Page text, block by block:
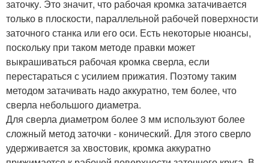
заточку. Это значит, что рабочая кромка затачивается
только в плоскости, параллельной рабочей поверхности
заточного станка или его оси. Есть некоторые нюансы,
поскольку при таком методе правки может
выкрашиваться рабочая кромка сверла, если
перестараться с усилием прижатия. Поэтому таким
методом затачивать надо аккуратно, тем более, что
сверла небольшого диаметра.
Для сверла диаметром более 3 мм используют более
сложный метод заточки - конический. Для этого сверло
удерживается за хвостовик, кромка аккуратно